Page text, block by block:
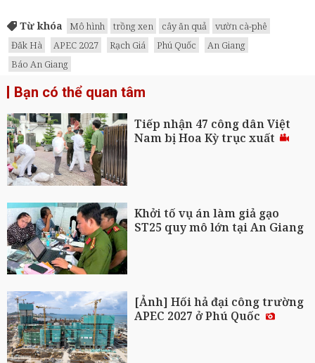
Từ khóa Mô hình trồng xen cây ăn quả
vườn cà-phê
Đăk Hà
APEC 2027 Rạch Giá Phú Quốc
An Giang
Báo An Giang
Bạn có thể quan tâm
Tiếp nhận 47 công dân Việt
Nam bị Hoa Kỳ trục xuất
Khởi tố vụ án làm giả gạo
ST25 quy mô lớn tại An Giang
[Ảnh] Hối hả đại công trường
APEC 2027 ở Phú Quốc